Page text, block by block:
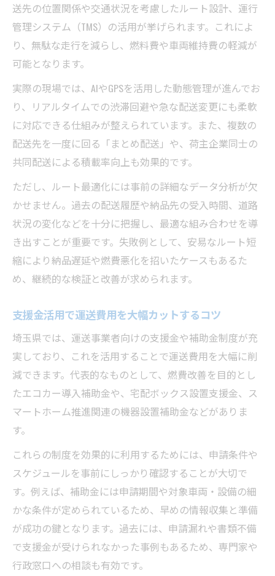
運送事業向け埼玉県支援金の賢い申請方法
住宅補助金活用で運送現場の固定費を削減
福利厚生を充実させる運送費用管理の工夫
支援策と補助金情報を運送戦略に組み込む
利益率アップに役立つ運送現場の改善例
運送費用削減で利益率を高める実践プロセ
ス
補助金活用による運送現場の省人化事例
埼玉県運送事業のホワイト化推進ポイント
コスト削減と福利厚生強化の両立を図る方
法
送先の位置関係や交通状況を考慮したルート設計、運行
管理システム（TMS）の活用が挙げられます。これによ
り、無駄な走行を減らし、燃料費や車両維持費の軽減が
可能となります。
実際の現場では、AIやGPSを活用した動態管理が進んでお
り、リアルタイムでの渋滞回避や急な配送変更にも柔軟
に対応できる仕組みが整えられています。また、複数の
配送先を一度に回る「まとめ配送」や、荷主企業同士の
共同配送による積載率向上も効果的です。
ただし、ルート最適化には事前の詳細なデータ分析が欠
かせません。過去の配送履歴や納品先の受入時間、道路
状況の変化などを十分に把握し、最適な組み合わせを導
き出すことが重要です。失敗例として、安易なルート短
縮により納品遅延や燃費悪化を招いたケースもあるた
め、継続的な検証と改善が求められます。
支援金活用で運送費用を大幅カットするコツ
埼玉県では、運送事業者向けの支援金や補助金制度が充
実しており、これを活用することで運送費用を大幅に削
減できます。代表的なものとして、燃費改善を目的とし
たエコカー導入補助金や、宅配ボックス設置支援金、ス
マートホーム推進関連の機器設置補助金などがありま
す。
これらの制度を効果的に利用するためには、申請条件や
スケジュールを事前にしっかり確認することが大切で
す。例えば、補助金には申請期間や対象車両・設備の細
かな条件が定められているため、早めの情報収集と準備
が成功の鍵となります。過去には、申請漏れや書類不備
で支援金が受けられなかった事例もあるため、専門家や
行政窓口への相談も有効です。